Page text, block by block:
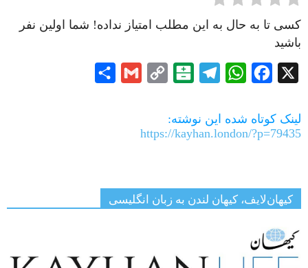
کسی تا به حال به این مطلب امتیاز نداده! شما اولین نفر
باشید
X
Facebook
WhatsApp
Telegram
Balatarin
Copy
Gmail
لینک کوتاه شده این نوشته:
https://kayhan.london/?p=79435
کیهان‌لایف، کیهان لندن به زبان انگلیسی